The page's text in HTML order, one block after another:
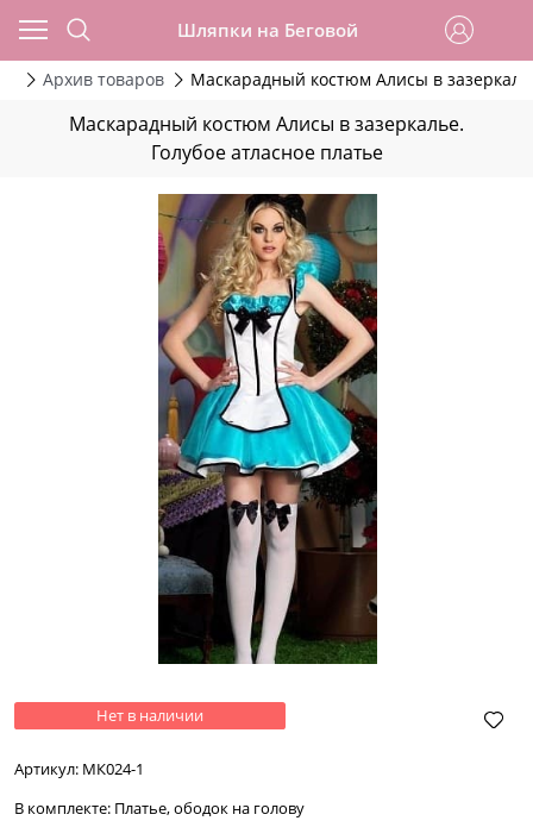
Шляпки на Беговой
Архив товаров Маскарадный костюм Алисы в
Маскарадный костюм Алисы в зазеркалье.
Голубое атласное платье
Нет в наличии
Артикул: МК024-1
В комплекте: Платье, ободок на голову